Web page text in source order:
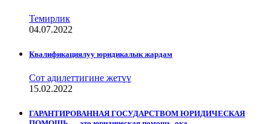
Темирлик
04.07.2022
Квалификациялуу юридикалык жардам
Сот адилеттигине жетүү
15.02.2022
ГАРАНТИРОВАННАЯ ГОСУДАРСТВОМ ЮРИДИЧЕСКАЯ